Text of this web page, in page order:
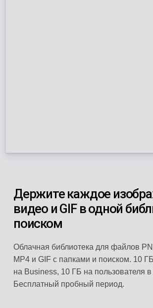
Держите каждое
видео и GIF в одной
поиском
Облачная библиотека для файлов
MP4 и GIF с папками и поиском. 10
на Business, 10 ГБ на пользователя в
Бесплатный пробный период.